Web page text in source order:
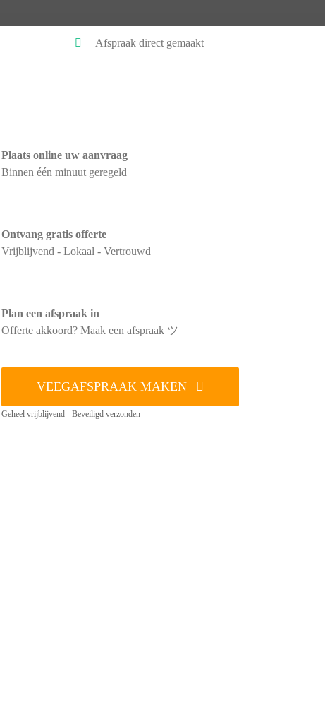
Afspraak direct gemaakt
Plaats online uw aanvraag
Binnen één minuut geregeld
Ontvang gratis offerte
Vrijblijvend - Lokaal - Vertrouwd
Plan een afspraak in
Offerte akkoord? Maak een afspraak ツ
VEEGAFSPRAAK MAKEN
Geheel vrijblijvend - Beveiligd verzonden